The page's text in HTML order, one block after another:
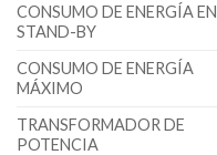
CONSUMO DE ENERGÍA EN
STAND-BY
CONSUMO DE ENERGÍA
MÁXIMO
TRANSFORMADOR DE
POTENCIA